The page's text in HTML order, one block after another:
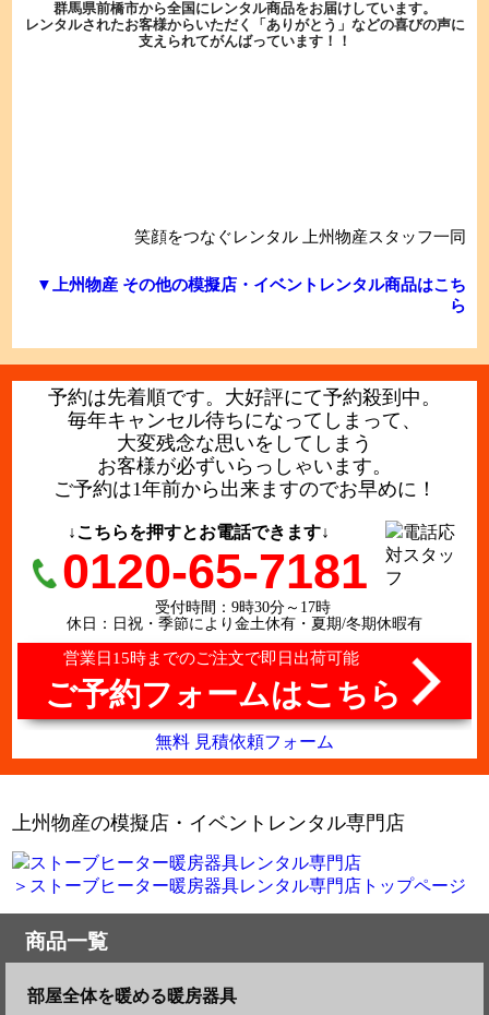
群馬県前橋市から全国にレンタル商品をお届けしています。
レンタルされたお客様からいただく「ありがとう」などの喜びの声に
支えられてがんばっています！！
笑顔をつなぐレンタル 上州物産スタッフ一同
▼上州物産 その他の模擬店・イベントレンタル商品はこち
ら
予約は先着順です。大好評にて予約殺到中。
毎年キャンセル待ちになってしまって、
大変残念な思いをしてしまう
お客様が必ずいらっしゃいます。
ご予約は1年前から出来ますのでお早めに！
営業日15時までのご注文で即日出荷可能
ご予約フォームはこちら
↓こちらを押すとお電話できます↓
0120-65-7181
受付時間：9時30分～17時
休日：日祝・季節により金土休有・夏期/冬期休暇有
無料 見積依頼フォーム
上州物産の模擬店・イベントレンタル専門店
＞ストーブヒーター暖房器具レンタル専門店トップページ
商品一覧
部屋全体を暖める暖房器具